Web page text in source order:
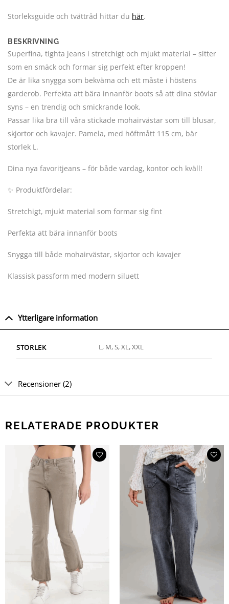
Storleksguide och tvättråd hittar du här.
BESKRIVNING
Superfina, tighta jeans i stretchigt och mjukt material – sitter
som en smäck och formar sig perfekt efter kroppen!
De är lika snygga som bekväma och ett måste i höstens
garderob. Perfekta att bära innanför boots så att dina stövlar
syns – en trendig och smickrande look.
Passar lika bra till våra stickade mohairvästar som till blusar,
skjortor och kavajer. Pamela, med höftmått 115 cm, bär
storlek L.
Dina nya favoritjeans – för både vardag, kontor och kväll!
✨ Produktfördelar:
Stretchigt, mjukt material som formar sig fint
Perfekta att bära innanför boots
Snygga till både mohairvästar, skjortor och kavajer
Klassisk passform med modern siluett
Ytterligare information
STORLEK L, M, S, XL, XXL
Recensioner (2)
RELATERADE PRODUKTER